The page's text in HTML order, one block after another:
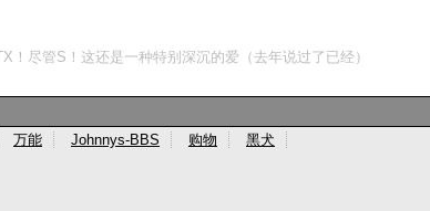
尽管S！这还是一种特别深沉的爱（去年说过了已经）
万能 Johnnys-BBS 购物 黑犬